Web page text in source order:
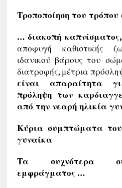
Τροποποίηση του
… διακοπή καπνίσματος,
αποφυγή καθιστικής
ιδανικού βάρους του
διατροφής, μέτρια
είναι απαραίτητα
πρόληψη των
από την νεαρή ηλικία
Κύρια συμπτώματα
γυναίκα
Τα συχνότερα
εμφράγματος …